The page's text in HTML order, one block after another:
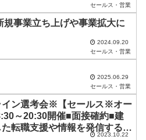
セールス・営業
事業立ち上げや事業拡大に
2024.09.20
セールス・営業
2025.06.29
セールス・営業
ン選考会※【セールス※オー
～20:30開催■面接確約■建
転職支援や情報を発信する
2023.10.22